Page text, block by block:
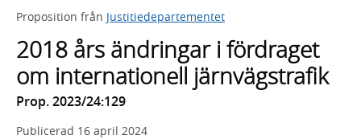
Proposition från Justitiedepartementet
2018 års ändringar i fördraget
om internationell järnvägstrafik
Prop. 2023/24:129
Publicerad 16 april 2024